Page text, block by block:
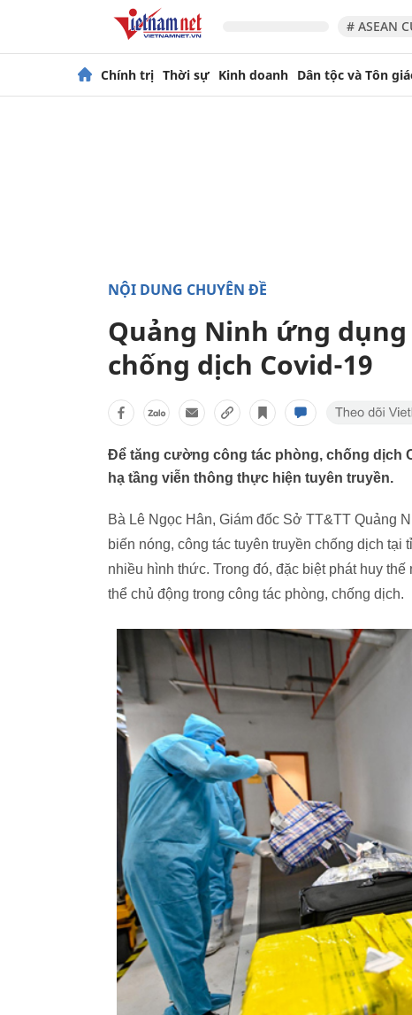
# ASEAN
Chính trị Thời sự Kinh doanh Dân tộc và Tôn
NỘI DUNG CHUYÊN ĐỀ
Quảng Ninh ứng
chống dịch Covid-19
Để tăng cường công tác phòng, chống dịch
hạ tầng viễn thông thực hiện tuyên truyền.
Bà Lê Ngọc Hân, Giám đốc Sở TT&TT Quảng
biến nóng, công tác tuyên truyền chống dịch
nhiều hình thức. Trong đó, đặc biệt phát huy
thể chủ động trong công tác phòng, chống dịch.